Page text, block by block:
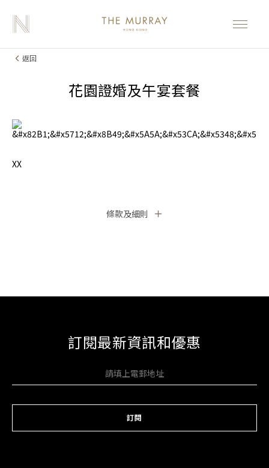
返回
花園證婚及午宴套餐
XX
條款及細則
訂閱最新資訊和優惠
訂閱